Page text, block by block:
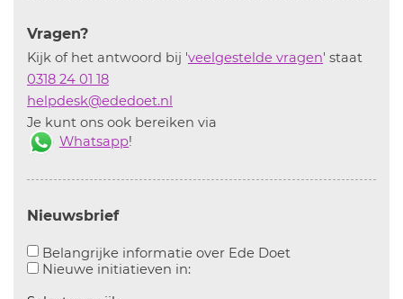
Vragen?
Kijk of het antwoord bij 'veelgestelde vragen' staat
0318 24 01 18
helpdesk@ededoet.nl
Je kunt ons ook bereiken via
Whatsapp!
Nieuwsbrief
Belangrijke informatie over Ede Doet
Nieuwe initiatieven in:Aanvinken om informatie over